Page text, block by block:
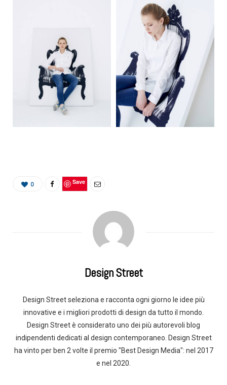
0 Save
Design Street
Design Street seleziona e racconta ogni giorno le idee più
innovative e i migliori prodotti di design da tutto il mondo.
Design Street è considerato uno dei più autorevoli blog
indipendenti dedicati al design contemporaneo. Design Street
ha vinto per ben 2 volte il premio "Best Design Media": nel 2017
e nel 2020.